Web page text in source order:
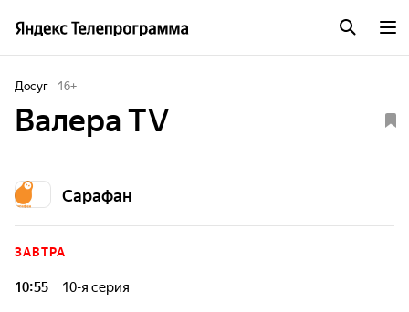
Досуг 16+
Валера TV
Сарафан
ЗАВТРА
10:55 10-я серия